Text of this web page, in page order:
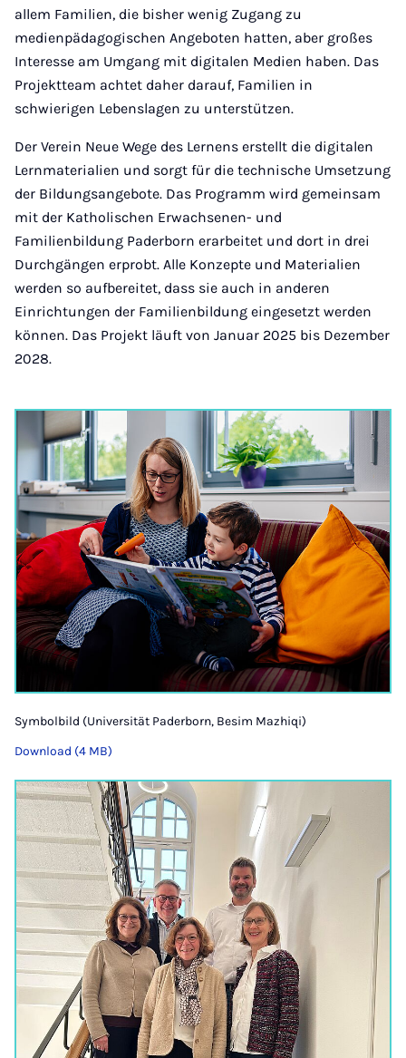
allem Familien, die bisher wenig Zugang zu
medienpädagogischen Angeboten hatten, aber großes
Interesse am Umgang mit digitalen Medien haben. Das
Projektteam achtet daher darauf, Familien in
schwierigen Lebenslagen zu unterstützen.
Der Verein Neue Wege des Lernens erstellt die digitalen
Lernmaterialien und sorgt für die technische Umsetzung
der Bildungsangebote. Das Programm wird gemeinsam
mit der Katholischen Erwachsenen- und
Familienbildung Paderborn erarbeitet und dort in drei
Durchgängen erprobt. Alle Konzepte und Materialien
werden so aufbereitet, dass sie auch in anderen
Einrichtungen der Familienbildung eingesetzt werden
können. Das Projekt läuft von Januar 2025 bis Dezember
2028.
Symbolbild (Universität Paderborn, Besim Mazhiqi)
Download (4 MB)